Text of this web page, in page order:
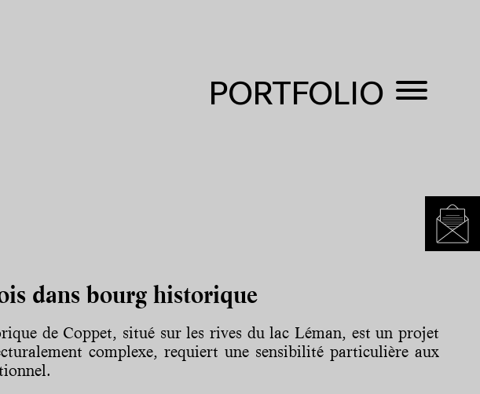
PORTFOLIO
dans bourg historique
de Coppet, situé sur les rives du lac Léman, est un projet
complexe, requiert une sensibilité particulière aux